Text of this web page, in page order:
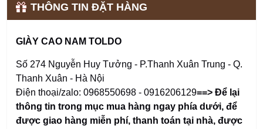
THÔNG TIN ĐẶT HÀNG
GIÀY CAO NAM TOLDO
Số 274 Nguyễn Huy Tưởng - P.Thanh Xuân Trung - Q.
Thanh Xuân - Hà Nội
Điện thoại/zalo: 0968550698 - 0916206129==> Để lại
thông tin trong mục mua hàng ngay phía dưới,để
được giao hàng miễn phí, thanh toán tại nhà, được